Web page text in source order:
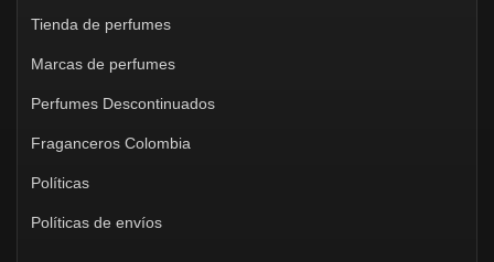
Tienda de perfumes
Marcas de perfumes
Perfumes Descontinuados
Fraganceros Colombia
Políticas
Políticas de envíos